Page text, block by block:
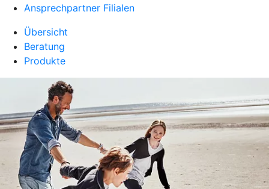
Ansprechpartner Filialen
Übersicht
Beratung
Produkte